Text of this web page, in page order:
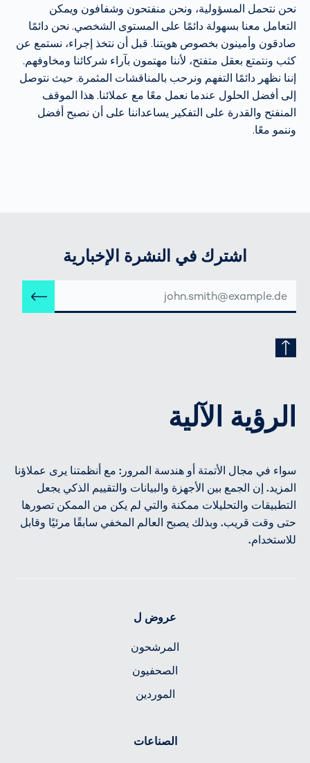
نحن نتحمل المسؤولية، ونحن منفتحون وشفافون ويمكن
التعامل معنا بسهولة دائمًا على المستوى الشخصي. نحن دائمًا
صادقون وأمينون بخصوص هويتنا. قبل أن نتخذ إجراء، نستمع عن
كثب ونتمتع بعقل متفتح، لأننا مهتمون بآراء شركائنا ومخاوفهم.
إننا نظهر دائمًا التفهم ونرحب بالمناقشات المثمرة. حيث نتوصل
إلى أفضل الحلول عندما نعمل معًا مع عملائنا. هذا الموقف
المنفتح والقدرة على التفكير يساعداننا على أن نصبح أفضل
وننمو معًا.
اشترك في النشرة الإخبارية
البريد
الإلكتروني
الرؤية الآلية
سواء في مجال الأتمتة أو هندسة المرور: مع أنظمتنا يرى عملاؤنا
المزيد. إن الجمع بين الأجهزة والبيانات والتقييم الذكي يجعل
التطبيقات والتحليلات ممكنة والتي لم يكن من الممكن تصورها
حتى وقت قريب. وبذلك يصبح العالم المخفي سابقًا مرئيًا وقابل
للاستخدام.
عروض ل
المرشحون
الصحفيون
الموردين
الصناعات